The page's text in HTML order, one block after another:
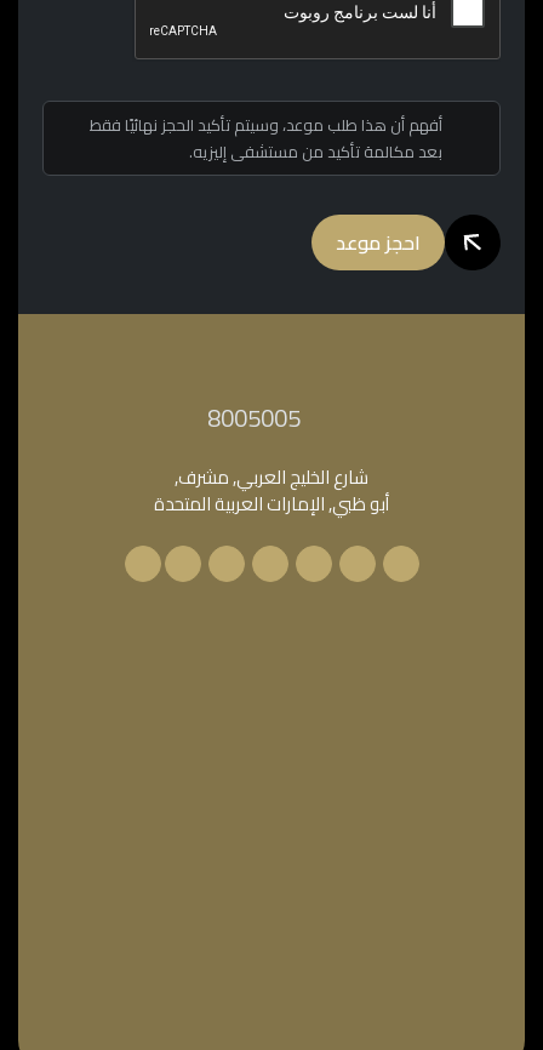
أفهم أن هذا طلب موعد، وسيتم تأكيد الحجز نهائيًا فقط
بعد مكالمة تأكيد من مستشفى إليزيه.
احجز موعد
شارع الخليج العربي, مشرف,
أبو ظبي, الإمارات العربية المتحدة